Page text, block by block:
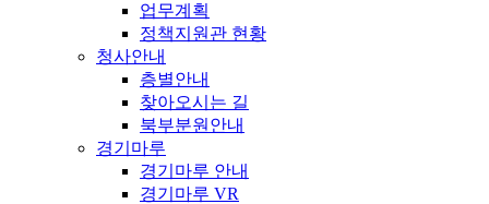
업무계획
정책지원관 현황
청사안내
층별안내
찾아오시는 길
북부분원안내
경기마루
경기마루 안내
경기마루 VR